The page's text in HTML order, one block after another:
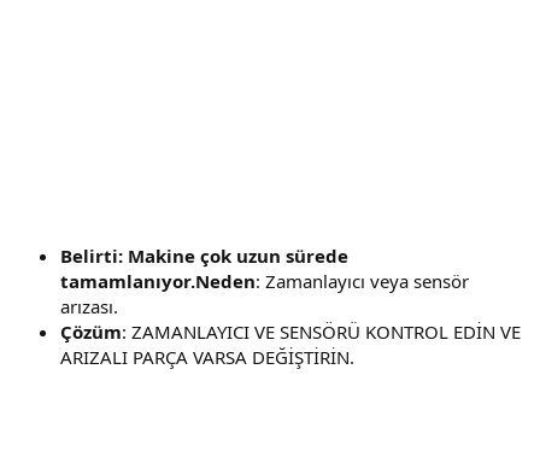
Belirti: Makine çok uzun sürede
tamamlanıyor.Neden: Zamanlayıcı veya sensör
arızası.
Çözüm: ZAMANLAYICI VE SENSÖRÜ KONTROL EDİN VE
ARIZALI PARÇA VARSA DEĞİŞTİRİN.